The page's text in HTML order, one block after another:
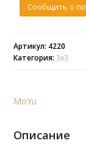
Сообщить о
Артикул: 4220
Категория:3х3
MoYu
Описание